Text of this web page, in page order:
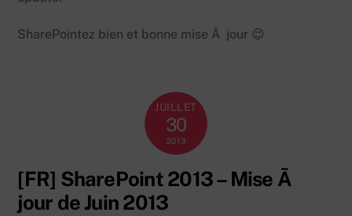
SharePointez bien et bonne mise Ã jour 😉
JUILLET
30
2013
[FR] SharePoint 2013 – Mise Ã
jour de Juin 2013